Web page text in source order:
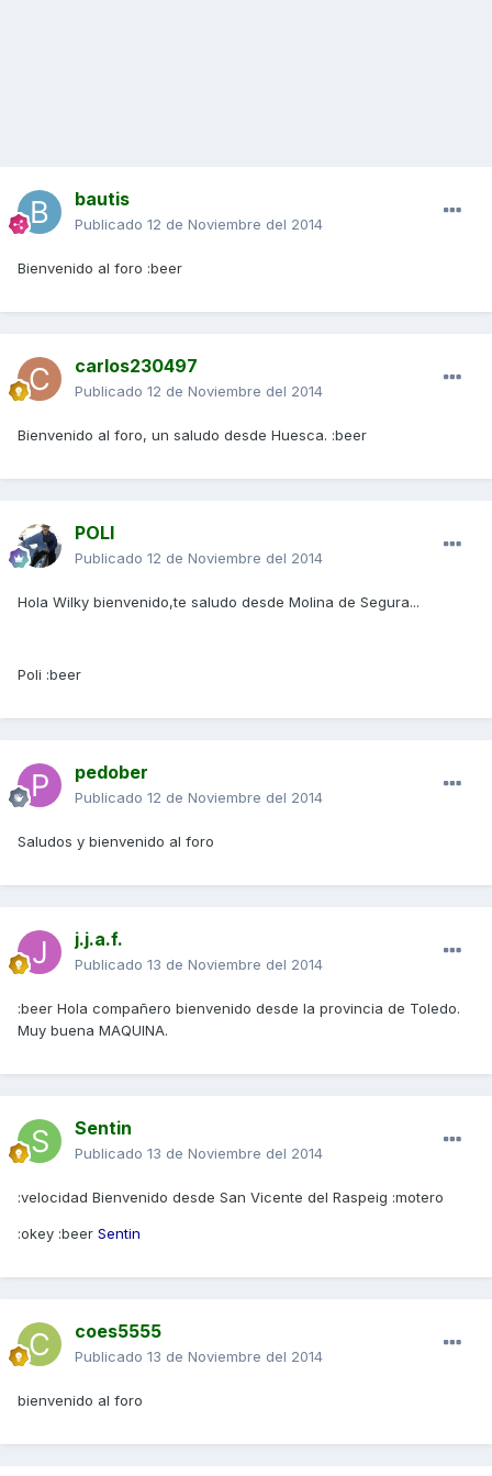
bautis
Publicado 12 de Noviembre del 2014
Bienvenido al foro :beer
carlos230497
Publicado 12 de Noviembre del 2014
Bienvenido al foro, un saludo desde Huesca. :beer
POLI
Publicado 12 de Noviembre del 2014
Hola Wilky bienvenido,te saludo desde Molina de Segura...
Poli :beer
pedober
Publicado 12 de Noviembre del 2014
Saludos y bienvenido al foro
j.j.a.f.
Publicado 13 de Noviembre del 2014
:beer Hola compañero bienvenido desde la provincia de Toledo.
Muy buena MAQUINA.
Sentin
Publicado 13 de Noviembre del 2014
:velocidad Bienvenido desde San Vicente del Raspeig :motero
:okey :beer Sentin
coes5555
Publicado 13 de Noviembre del 2014
bienvenido al foro